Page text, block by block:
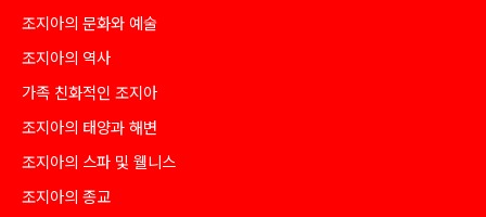
조지아의 문화와 예술
조지아의 역사
가족 친화적인 조지아
조지아의 태양과 해변
조지아의 스파 및 웰니스
조지아의 종교